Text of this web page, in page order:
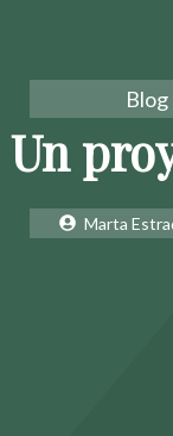
Blog
Un
Marta